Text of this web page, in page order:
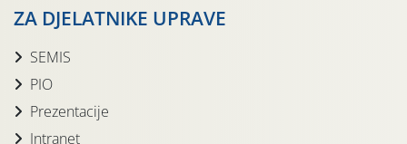
ZA DJELATNIKE UPRAVE
SEMIS
PIO
Prezentacije
Intranet